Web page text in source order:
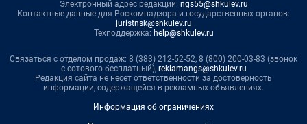
Электронный адрес редакции: ngs55@shkulev.ru
Контактные данные для Роскомнадзора и государственных органов:
juristnsk@shkulev.ru
Техподдержка: help@shkulev.ru
Связаться с отделом продаж: 8 (383) 212-52-52, 8 (800) 200-03-83 (звонок
с сотового бесплатный), reklamangs@shkulev.ru
Редакция сайта не несет ответственности за достоверность
информации, содержащейся в рекламных объявлениях.
Информация об ограничениях